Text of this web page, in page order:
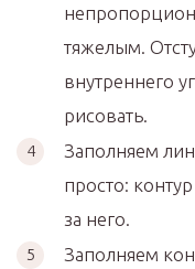
тяжелым.
внутреннего
рисовать.
Заполняем
просто:
за него.
Заполняем